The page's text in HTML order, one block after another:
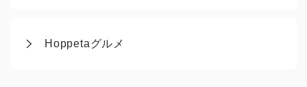
Hoppetaグルメ